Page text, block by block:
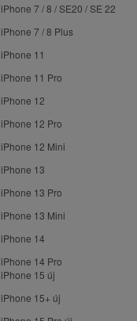
iPhone 7 / 8 / SE20 / SE 22
iPhone 7 / 8 Plus
iPhone 11
iPhone 11 Pro
iPhone 12
iPhone 12 Pro
iPhone 12 Mini
iPhone 13
iPhone 13 Pro
iPhone 13 Mini
iPhone 14
iPhone 14 Pro
iPhone 15 új
iPhone 15+ új